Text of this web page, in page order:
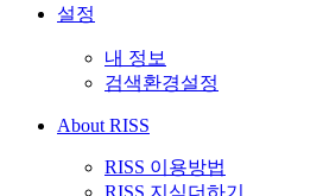
설정
내 정보
검색환경설정
About RISS
RISS 이용방법
RISS 지식더하기